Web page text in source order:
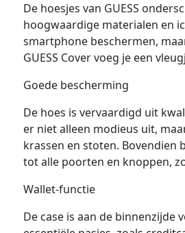
De hoesjes van GUESS
hoogwaardige materialen en
smartphone beschermen,
GUESS Cover voeg je een
Goede bescherming
De hoes is vervaardigd uit
er niet alleen modieus uit,
krassen en stoten. Bovendien
tot alle poorten en knoppen,
Wallet-functie
De case is aan de